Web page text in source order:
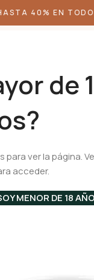
de
para ver la página.
acceder.
MENOR DE 18
40% EN TODO
+10k de clientes
• VERONA